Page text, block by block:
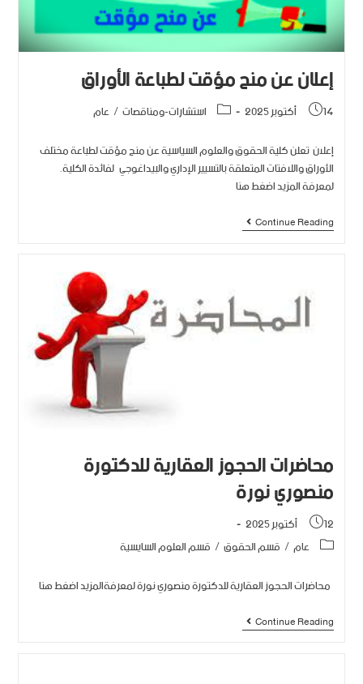
إعلان عن منح مؤقت لطباعة الأوراق
14 أكتوبر 2025 استشارات-ومناقصات/عام
إعلان تعلن كلية الحقوق والعلوم السياسية عن منح مؤقت لطباعة مختلف
الأوراق واللافتات المتعلقة بالتسيير الإداري والبيداغوجي لفائدة الكلية.
لمعرفة المزيد اضغط هنا
Continue Reading
محاضرات الحجوز العقارية للدكتورة
منصوري نورة
12 أكتوبر 2025
عام/ قسم الحقوق/ قسم العلوم السايسية
محاضرات الحجوز العقارية للدكتورة منصوري نورة لمعرفةالمزيد اضغط هنا
Continue Reading